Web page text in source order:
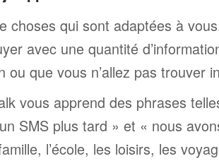
choses qui sont adaptées à
avec une quantité
ou que vous n’allez pas trouver
vous apprend des phrases
SMS plus tard » et « nous
l’école, les loisirs, les